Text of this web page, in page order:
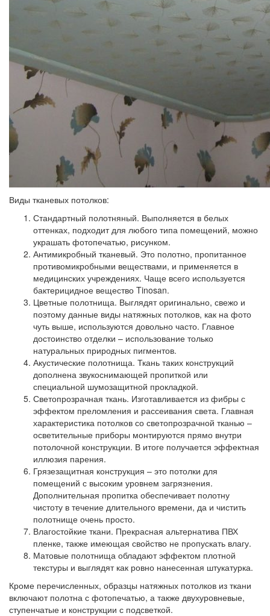
Виды тканевых потолков:
Стандартный полотняный. Выполняется в белых
оттенках, подходит для любого типа помещений, можно
украшать фотопечатью, рисунком.
Антимикробный тканевый. Это полотно, пропитанное
противомикробными веществами, и применяется в
медицинских учреждениях. Чаще всего используется
бактерицидное вещество Tinosan.
Цветные полотнища. Выглядят оригинально, свежо и
поэтому данные виды натяжных потолков, как на фото
чуть выше, используются довольно часто. Главное
достоинство отделки – использование только
натуральных природных пигментов.
Акустические полотнища. Ткань таких конструкций
дополнена звукоснимающей пропиткой или
специальной шумозащитной прокладкой.
Светопрозрачная ткань. Изготавливается из фибры с
эффектом преломления и рассеивания света. Главная
характеристика потолков со светопрозрачной тканью –
осветительные приборы монтируются прямо внутри
потолочной конструкции. В итоге получается эффектная
иллюзия парения.
Грязезащитная конструкция – это потолки для
помещений с высоким уровнем загрязнения.
Дополнительная пропитка обеспечивает полотну
чистоту в течение длительного времени, да и чистить
полотнище очень просто.
Влагостойкие ткани. Прекрасная альтернатива ПВХ
пленке, также имеющая свойство не пропускать влагу.
Матовые полотнища обладают эффектом плотной
текстуры и выглядят как ровно нанесенная штукатурка.
Кроме перечисленных, образцы натяжных потолков из ткани
включают полотна с фотопечатью, а также двухуровневые,
ступенчатые и конструкции с подсветкой.